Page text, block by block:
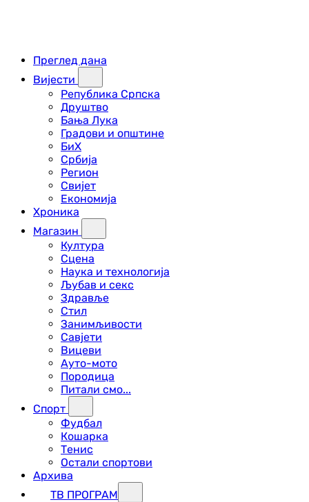
Преглед дана
Вијести
Република Српска
Друштво
Бања Лука
Градови и општине
БиХ
Србија
Регион
Свијет
Економија
Хроника
Магазин
Култура
Сцена
Наука и технологија
Љубав и секс
Здравље
Стил
Занимљивости
Савјети
Вицеви
Ауто-мото
Породица
Питали смо...
Спорт
Фудбал
Кошарка
Тенис
Остали спортови
Архива
ТВ ПРОГРАМ